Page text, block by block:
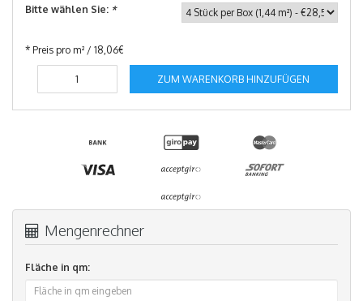
Bitte wählen Sie: *
* Preis pro m² / 18,06€
ZUM WARENKORB HINZUFÜGEN
Mengenrechner
Fläche in qm: